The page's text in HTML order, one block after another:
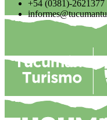
+54 (0381)-2621377